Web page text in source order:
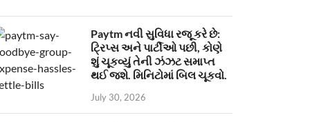
Paytm નવી સુવિધા રજૂ કરે છે:
ટ્રિપ્સ અને પાર્ટીઓ પછી, કોણે
શું ચૂકવ્યું તેની ઝંઝટ સમાપ્ત
થઈ જશે. મિનિટોમાં બિલ ચૂકવો.
July 30, 2026